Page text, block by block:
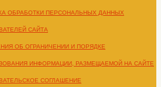
ОБРАБОТКИ ПЕРСОНАЛЬНЫХ ДАННЫХ
САЙТА
ОБ ОГРАНИЧЕНИИ И ПОРЯДКЕ
ИНФОРМАЦИИ, РАЗМЕЩАЕМОЙ НА САЙТЕ
СОГЛАШЕНИЕ